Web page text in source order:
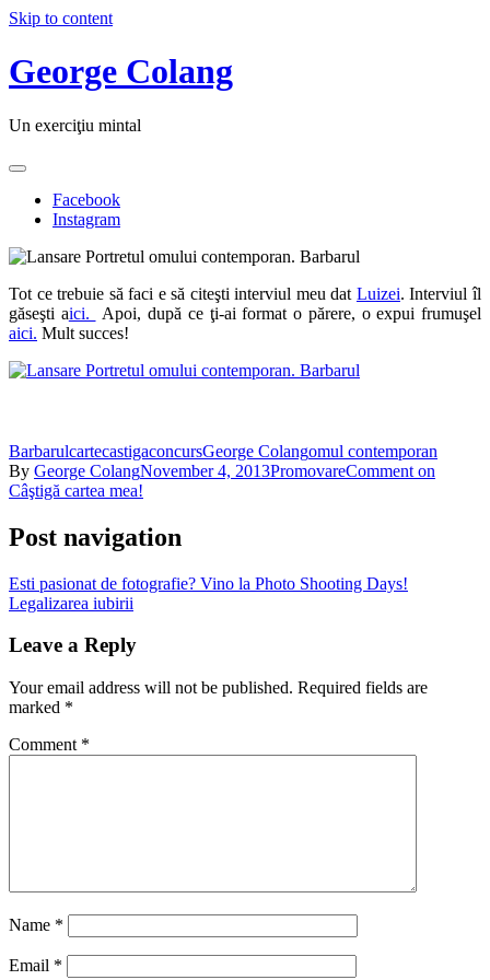
Skip to content
George Colang
Un exerciţiu mintal
Facebook
Instagram
Tot ce trebuie să faci e să citeşti interviul meu dat Luizei. Interviul îl
găseşti aici.
Apoi, după ce ţi-ai format o părere, o expui frumuşel
aici. Mult succes!
BarbarulcartecastigaconcursGeorge Colangomul contemporan
By George ColangNovember 4, 2013PromovareComment on
Câştigă cartea mea!
Post navigation
Esti pasionat de fotografie? Vino la Photo Shooting Days!
Legalizarea iubirii
Leave a Reply
Your email address will not be published. Required fields are
marked *
Comment *
Name *
Email *